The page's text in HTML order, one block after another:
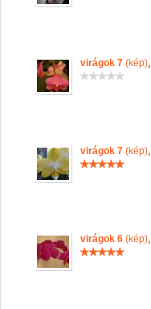
virágok 7 (kép),
virágok 7 (kép),
virágok 6 (kép),